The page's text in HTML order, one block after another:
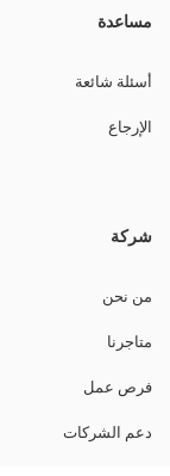
مساعدة
أسئلة شائعة
الإرجاع
شركة
من نحن
متاجرنا
فرص عمل
دعم الشركات